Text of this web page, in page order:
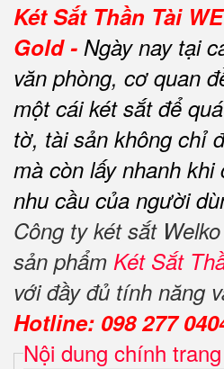
Két Sắt Thần Tài
Gold - Ngày nay tại
văn phòng, cơ quan
một cái két sắt để
tờ, tài sản không chỉ
mà còn lấy nhanh khi
nhu cầu của người
Công ty két sắt
sản phẩm Két Sắt
với đầy đủ tính năng
Hotline: 098 277
Nội dung chính